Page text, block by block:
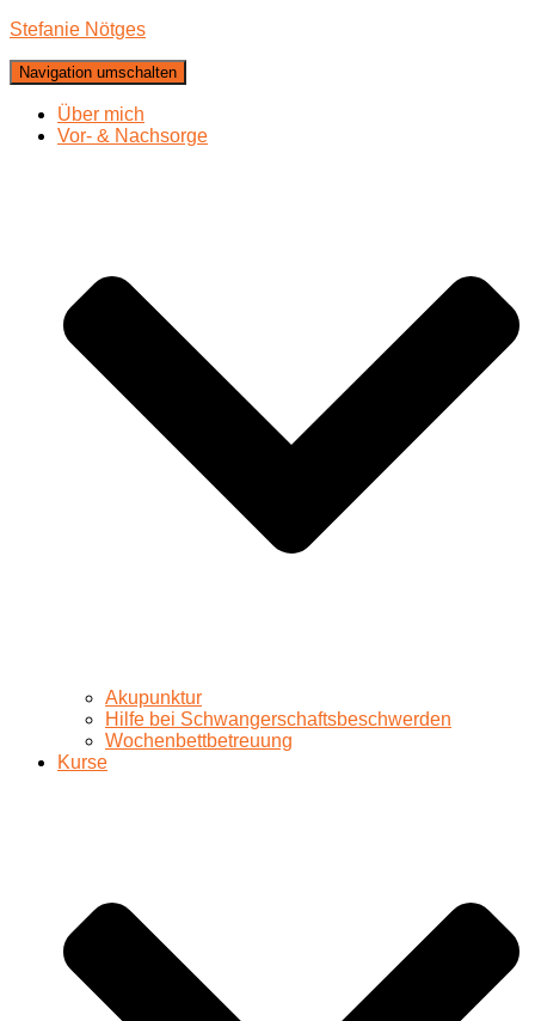
Stefanie Nötges
Navigation umschalten
Über mich
Vor- & Nachsorge
Akupunktur
Hilfe bei Schwangerschaftsbeschwerden
Wochenbettbetreuung
Kurse